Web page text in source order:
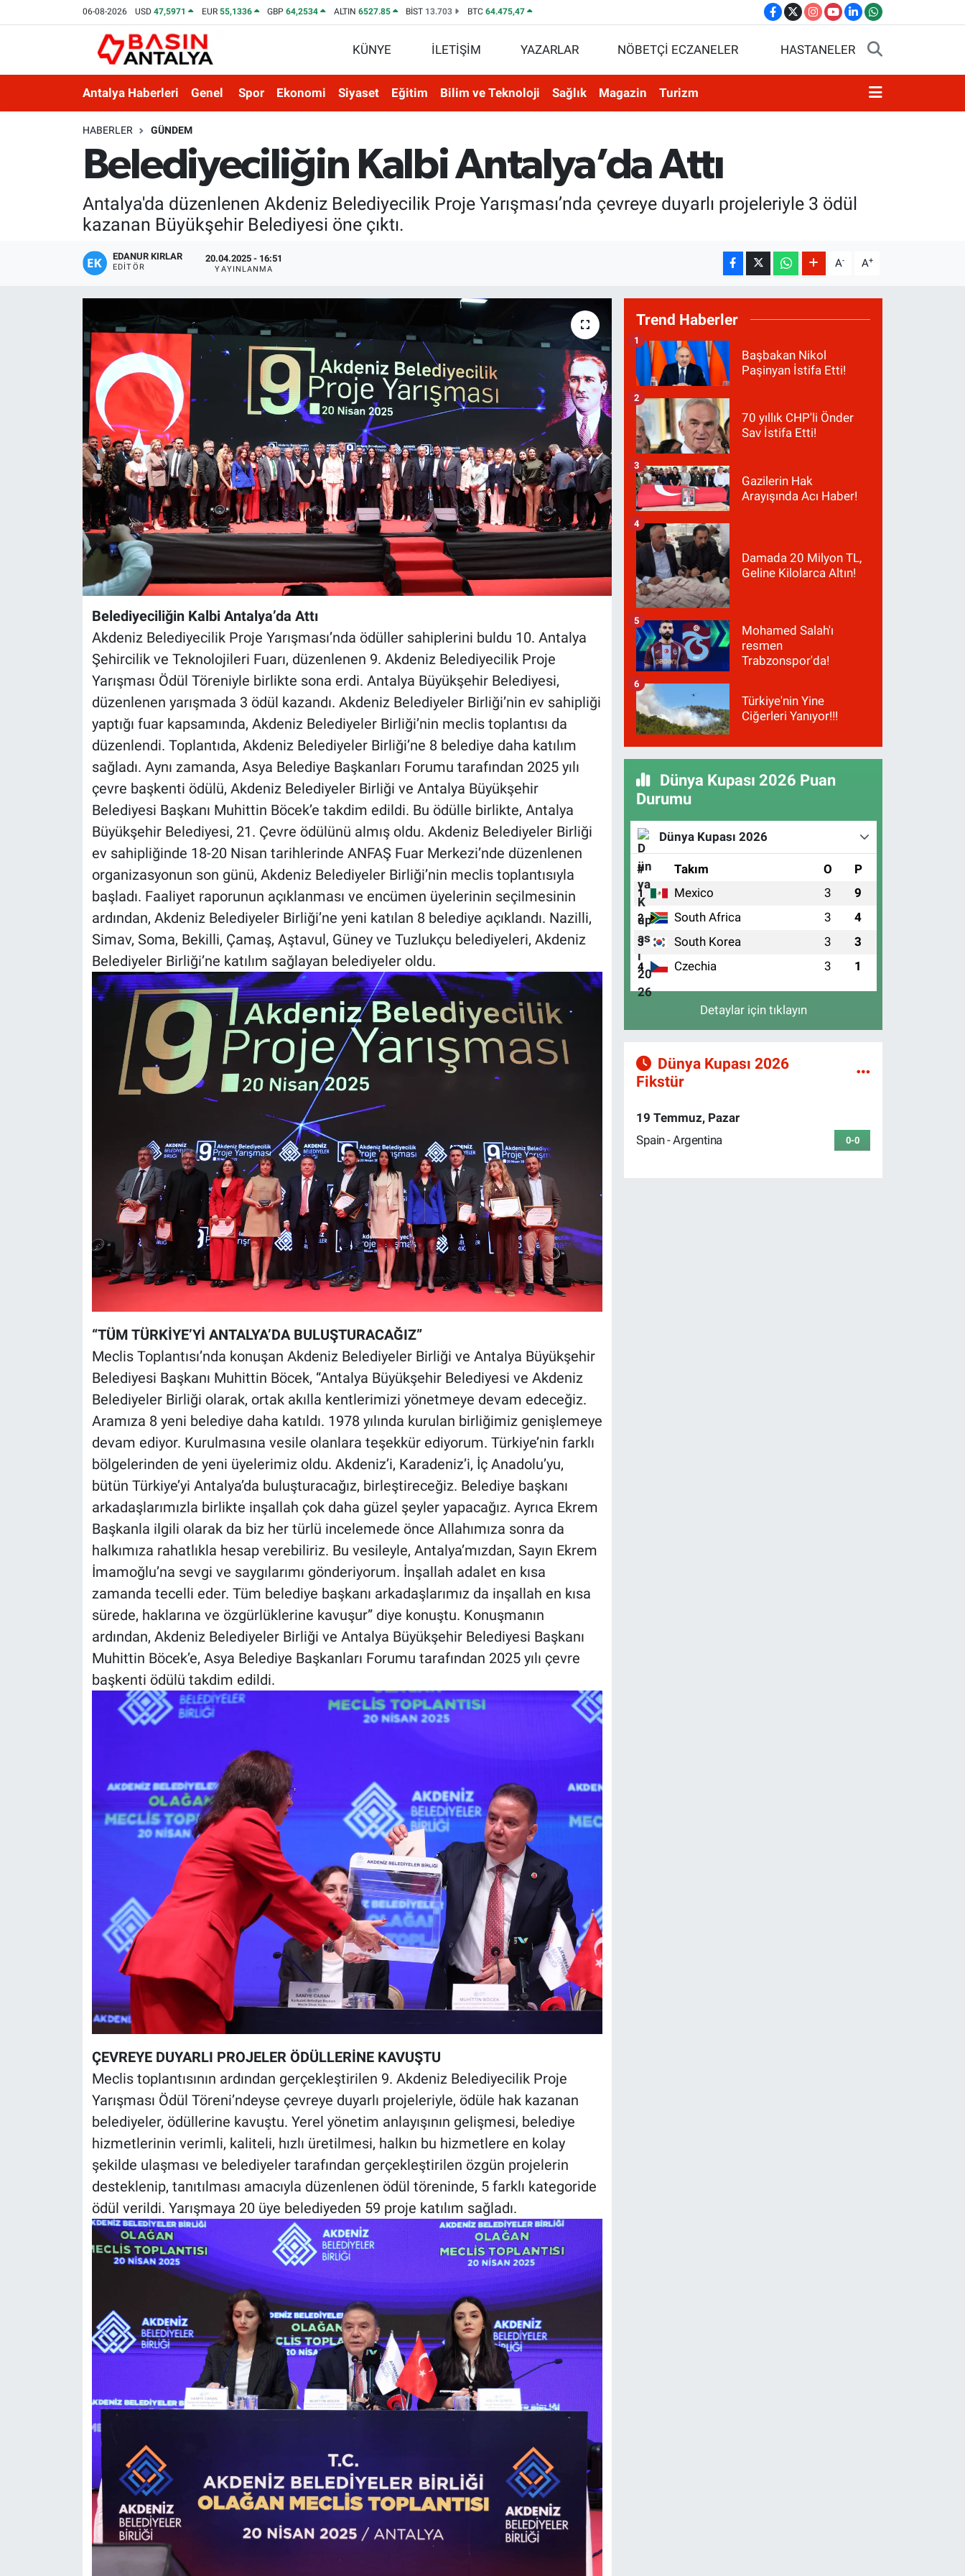
06-08-2026 USD47,5971 EUR 55,1336 GBP64,2534 ALTIN 6527.85 BİST 13.703 BTC 64.475,47
KÜNYE İLETİŞİM YAZARLAR NÖBETÇİ ECZANELER HASTANELER
Antalya Haberleri Genel Spor Ekonomi Siyaset Eğitim Bilim ve Teknoloji Sağlık Magazin Turizm
HABERLER GÜNDEM
Belediyeciliğin Kalbi Antalya’da Attı
Antalya'da düzenlenen Akdeniz Belediyecilik Proje Yarışması’nda çevreye duyarlı projeleriyle 3 ödül
kazanan Büyükşehir Belediyesi öne çıktı.
EDANUR KIRLAR
EDITÖR
20.04.2025 - 16:51
YAYINLANMA A- A+
Belediyeciliğin Kalbi Antalya’da Attı
Akdeniz Belediyecilik Proje Yarışması’nda ödüller sahiplerini buldu 10. Antalya
Şehircilik ve Teknolojileri Fuarı, düzenlenen 9. Akdeniz Belediyecilik Proje
Yarışması Ödül Töreniyle birlikte sona erdi. Antalya Büyükşehir Belediyesi,
düzenlenen yarışmada 3 ödül kazandı. Akdeniz Belediyeler Birliği’nin ev sahipliği
yaptığı fuar kapsamında, Akdeniz Belediyeler Birliği’nin meclis toplantısı da
düzenlendi. Toplantıda, Akdeniz Belediyeler Birliği’ne 8 belediye daha katılım
sağladı. Aynı zamanda, Asya Belediye Başkanları Forumu tarafından 2025 yılı
çevre başkenti ödülü, Akdeniz Belediyeler Birliği ve Antalya Büyükşehir
Belediyesi Başkanı Muhittin Böcek’e takdim edildi. Bu ödülle birlikte, Antalya
Büyükşehir Belediyesi, 21. Çevre ödülünü almış oldu. Akdeniz Belediyeler Birliği
ev sahipliğinde 18-20 Nisan tarihlerinde ANFAŞ Fuar Merkezi’nde düzenlenen
organizasyonun son günü, Akdeniz Belediyeler Birliği’nin meclis toplantısıyla
başladı. Faaliyet raporunun açıklanması ve encümen üyelerinin seçilmesinin
ardından, Akdeniz Belediyeler Birliği’ne yeni katılan 8 belediye açıklandı. Nazilli,
Simav, Soma, Bekilli, Çamaş, Aştavul, Güney ve Tuzlukçu belediyeleri, Akdeniz
Belediyeler Birliği’ne katılım sağlayan belediyeler oldu.
“TÜM TÜRKİYE’Yİ ANTALYA’DA BULUŞTURACAĞIZ”
Meclis Toplantısı’nda konuşan Akdeniz Belediyeler Birliği ve Antalya Büyükşehir
Belediyesi Başkanı Muhittin Böcek, “Antalya Büyükşehir Belediyesi ve Akdeniz
Belediyeler Birliği olarak, ortak akılla kentlerimizi yönetmeye devam edeceğiz.
Aramıza 8 yeni belediye daha katıldı. 1978 yılında kurulan birliğimiz genişlemeye
devam ediyor. Kurulmasına vesile olanlara teşekkür ediyorum. Türkiye’nin farklı
bölgelerinden de yeni üyelerimiz oldu. Akdeniz’i, Karadeniz’i, İç Anadolu’yu,
bütün Türkiye’yi Antalya’da buluşturacağız, birleştireceğiz. Belediye başkanı
arkadaşlarımızla birlikte inşallah çok daha güzel şeyler yapacağız. Ayrıca Ekrem
Başkanla ilgili olarak da biz her türlü incelemede önce Allahımıza sonra da
halkımıza rahatlıkla hesap verebiliriz. Bu vesileyle, Antalya’mızdan, Sayın Ekrem
İmamoğlu’na sevgi ve saygılarımı gönderiyorum. İnşallah adalet en kısa
zamanda tecelli eder. Tüm belediye başkanı arkadaşlarımız da inşallah en kısa
sürede, haklarına ve özgürlüklerine kavuşur” diye konuştu. Konuşmanın
ardından, Akdeniz Belediyeler Birliği ve Antalya Büyükşehir Belediyesi Başkanı
Muhittin Böcek’e, Asya Belediye Başkanları Forumu tarafından 2025 yılı çevre
başkenti ödülü takdim edildi.
ÇEVREYE DUYARLI PROJELER ÖDÜLLERİNE KAVUŞTU
Meclis toplantısının ardından gerçekleştirilen 9. Akdeniz Belediyecilik Proje
Yarışması Ödül Töreni’ndeyse çevreye duyarlı projeleriyle, ödüle hak kazanan
belediyeler, ödüllerine kavuştu. Yerel yönetim anlayışının gelişmesi, belediye
hizmetlerinin verimli, kaliteli, hızlı üretilmesi, halkın bu hizmetlere en kolay
şekilde ulaşması ve belediyeler tarafından gerçekleştirilen özgün projelerin
desteklenip, tanıtılması amacıyla düzenlenen ödül töreninde, 5 farklı kategoride
ödül verildi. Yarışmaya 20 üye belediyeden 59 proje katılım sağladı.
Trend Haberler
Başbakan Nikol
Paşinyan İstifa Etti!
1
70 yıllık CHP'li Önder
Sav İstifa Etti!
2
Gazilerin Hak
Arayışında Acı Haber!
3
Damada 20 Milyon TL,
Geline Kilolarca Altın!
4
Mohamed Salah'ı
resmen
Trabzonspor'da!
5
Türkiye'nin Yine
Ciğerleri Yanıyor!!!
6
Dünya Kupası 2026 Puan
Durumu
Dünya Kupası 2026
# Takım O P
1 Mexico 3 9
2 South Africa 3 4
3 South Korea 3 3
4 Czechia 3 1
Detaylar için tıklayın
Dünya Kupası 2026
Fikstür
19 Temmuz, Pazar
Spain - Argentina
0-0